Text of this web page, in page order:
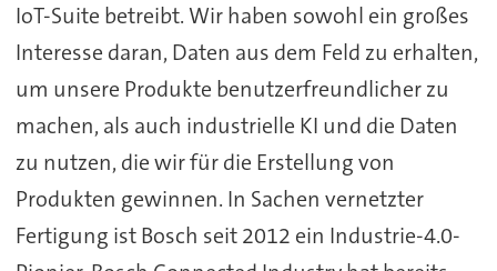
IoT-Suite betreibt. Wir haben sowohl ein großes
Interesse daran, Daten aus dem Feld zu erhalten,
um unsere Produkte benutzerfreundlicher zu
machen, als auch industrielle KI und die Daten
zu nutzen, die wir für die Erstellung von
Produkten gewinnen. In Sachen vernetzter
Fertigung ist Bosch seit 2012 ein Industrie-4.0-